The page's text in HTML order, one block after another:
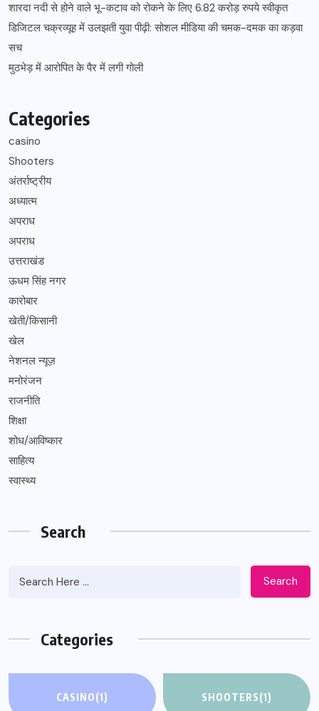
शारदा नदी से होने वाले भू-कटाव को रोकने के लिए 6.82 करोड़ रुपये स्वीकृत
डिजिटल चक्रव्यूह में उलझती युवा पीढ़ी: सोशल मीडिया की चमक-दमक का कड़वा
सच
मुठभेड़ में आरोपित के पैर में लगी गोली
Categories
casino
Shooters
अंतर्राष्ट्रीय
अध्यात्म
अपराध
अपराध
उत्तराखंड
ऊधम सिंह नगर
कारोबार
खेती/किसानी
खेल
नेशनल न्यूज़
मनोरंजन
राजनीति
शिक्षा
शोध/आविष्कार
साहित्य
स्वास्थ्य
Search
Search
Categories
CASINO(1) SHOOTERS(1)